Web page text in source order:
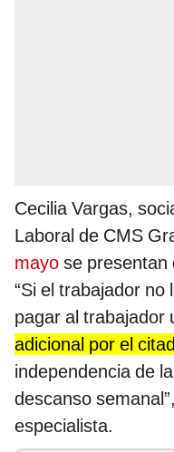
Cecilia Vargas,
Laboral de CMS
mayo se presentan
“Si el trabajador
pagar al trabajador
adicional por el
independencia de
descanso
especialista.